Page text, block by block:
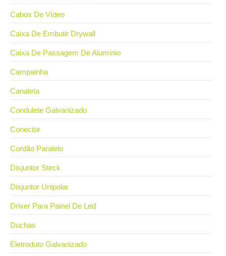
Cabos De Vídeo
Caixa De Embutir Drywall
Caixa De Passagem De Alumínio
Campainha
Canaleta
Condulete Galvanizado
Conector
Cordão Paralelo
Disjuntor Steck
Disjuntor Unipolar
Driver Para Painel De Led
Duchas
Eletroduto Galvanizado